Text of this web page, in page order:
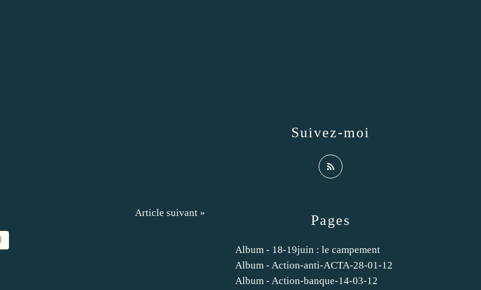
Article suivant » Pages
Album - 18-19juin : le campement
Album - Action-anti-ACTA-28-01-12
Album - Action-banque-14-03-12
Suivez-moi